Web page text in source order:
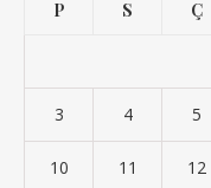
P S Ç
3 4 5
10 11 12